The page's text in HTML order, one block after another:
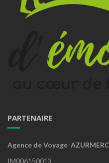
PARTENAIRE
Agence de Voyage
IM006150013